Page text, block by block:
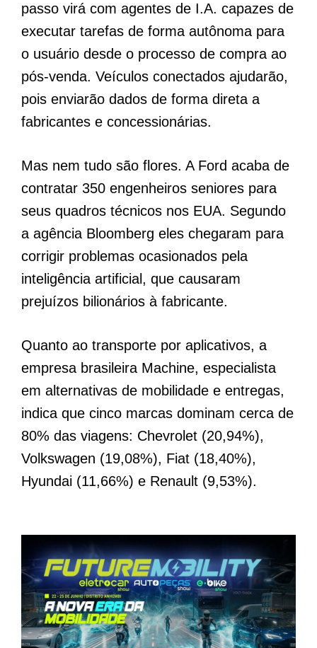
passo virá com agentes de I.A. capazes de
executar tarefas de forma autônoma para
o usuário desde o processo de compra ao
pós-venda. Veículos conectados ajudarão,
pois enviarão dados de forma direta a
fabricantes e concessionárias.
Mas nem tudo são flores. A Ford acaba de
contratar 350 engenheiros seniores para
seus quadros técnicos nos EUA. Segundo
a agência Bloomberg eles chegaram para
corrigir problemas ocasionados pela
inteligência artificial, que causaram
prejuízos bilionários à fabricante.
Quanto ao transporte por aplicativos, a
empresa brasileira Machine, especialista
em alternativas de mobilidade e entregas,
indica que cinco marcas dominam cerca de
80% das viagens: Chevrolet (20,94%),
Volkswagen (19,08%), Fiat (18,40%),
Hyundai (11,66%) e Renault (9,53%).